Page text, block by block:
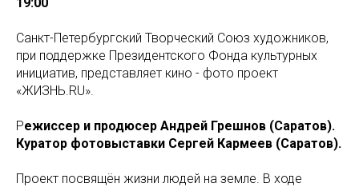
Санкт-Петербургский Творческий Союз художников,
при поддержке Президентского Фонда культурных
инициатив, представляет кино - фото проект
«ЖИЗНЬ.RU».
Режиссер и продюсер Андрей Грешнов (Саратов).
Куратор фотовыставки Сергей Кармеев (Саратов).
Проект посвящён жизни людей на земле. В ходе